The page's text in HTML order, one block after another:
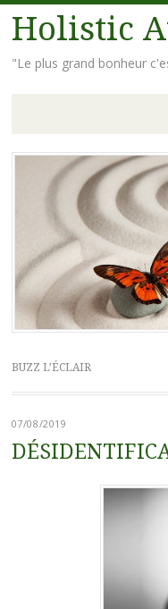
Holistic
"Le plus grand bonheur
Aller
principal
BUZZ L’ÉCLAIR
07/08/2019